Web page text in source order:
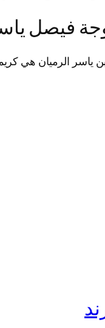
فيصل
ياسر الرميان هي